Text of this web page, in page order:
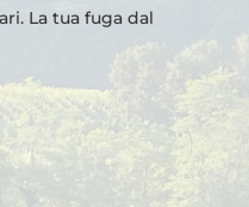
La tua fuga dal